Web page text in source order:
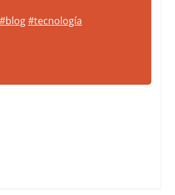
#blog#tecnología